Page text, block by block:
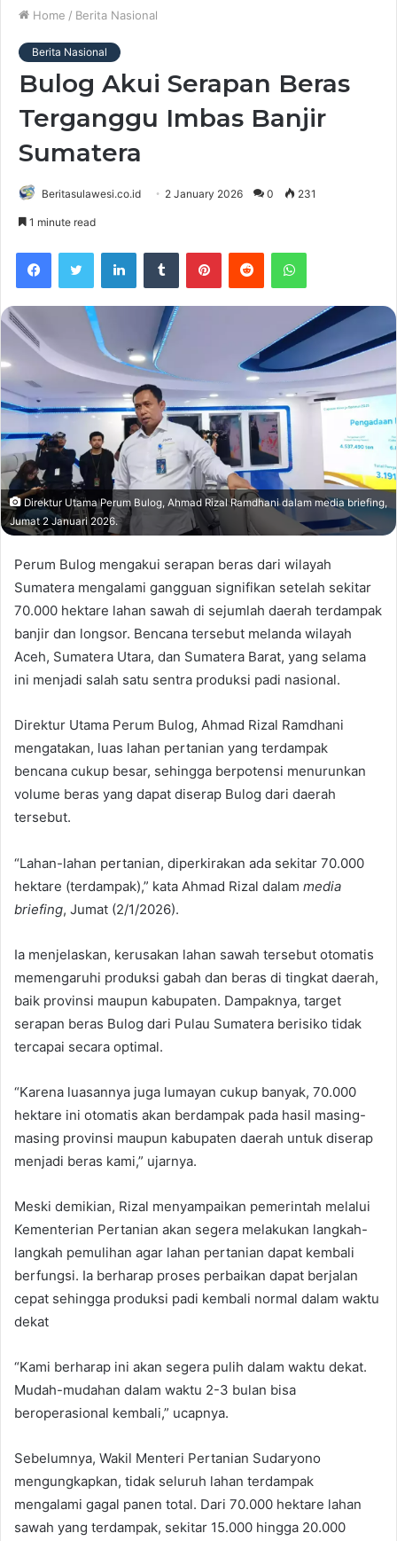
Home / Berita Nasional
Berita Nasional
Bulog Akui Serapan Beras
Terganggu Imbas Banjir
Sumatera
Beritasulawesi.co.id 2 January 2026 0 231
1 minute read
Direktur Utama Perum Bulog, Ahmad Rizal Ramdhani dalam media briefing,
Jumat 2 Januari 2026.
Perum Bulog mengakui serapan beras dari wilayah
Sumatera mengalami gangguan signifikan setelah sekitar
70.000 hektare lahan sawah di sejumlah daerah terdampak
banjir dan longsor. Bencana tersebut melanda wilayah
Aceh, Sumatera Utara, dan Sumatera Barat, yang selama
ini menjadi salah satu sentra produksi padi nasional.
Direktur Utama Perum Bulog, Ahmad Rizal Ramdhani
mengatakan, luas lahan pertanian yang terdampak
bencana cukup besar, sehingga berpotensi menurunkan
volume beras yang dapat diserap Bulog dari daerah
tersebut.
“Lahan-lahan pertanian, diperkirakan ada sekitar 70.000
hektare (terdampak),” kata Ahmad Rizal dalam media
briefing, Jumat (2/1/2026).
Ia menjelaskan, kerusakan lahan sawah tersebut otomatis
memengaruhi produksi gabah dan beras di tingkat daerah,
baik provinsi maupun kabupaten. Dampaknya, target
serapan beras Bulog dari Pulau Sumatera berisiko tidak
tercapai secara optimal.
“Karena luasannya juga lumayan cukup banyak, 70.000
hektare ini otomatis akan berdampak pada hasil masing-
masing provinsi maupun kabupaten daerah untuk diserap
menjadi beras kami,” ujarnya.
Meski demikian, Rizal menyampaikan pemerintah melalui
Kementerian Pertanian akan segera melakukan langkah-
langkah pemulihan agar lahan pertanian dapat kembali
berfungsi. Ia berharap proses perbaikan dapat berjalan
cepat sehingga produksi padi kembali normal dalam waktu
dekat
“Kami berharap ini akan segera pulih dalam waktu dekat.
Mudah-mudahan dalam waktu 2-3 bulan bisa
beroperasional kembali,” ucapnya.
Sebelumnya, Wakil Menteri Pertanian Sudaryono
mengungkapkan, tidak seluruh lahan terdampak
mengalami gagal panen total. Dari 70.000 hektare lahan
sawah yang terdampak, sekitar 15.000 hingga 20.000